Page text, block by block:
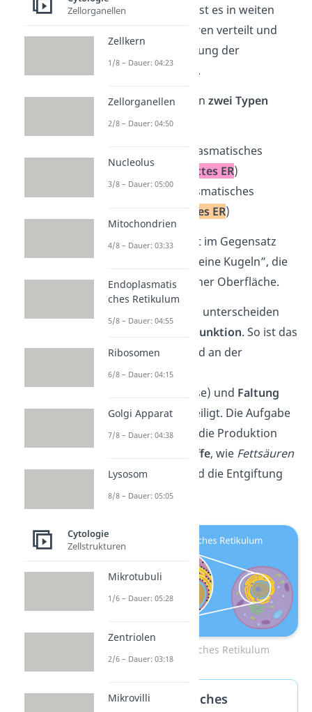
verbunden. Dabei ist es in weiten
Teilen des Zellinneren verteilt und
stellt eine Erweiterung der
Kernmembran dar.
Du kannst zwischenzwei Typen
unterscheiden:
endoplasmatisches
Retikulum (
glattes ER)
rauesendoplasmatisches
raues ER)
Das raue ER besitzt im Gegensatz
zum glatten ER „kleine Kugeln”, die
Ribosomen, an seiner Oberfläche.
Die beiden Formen unterscheiden
Funktion. So ist das
raue ERvorwiegend an der
Herstellung
(Proteinbiosynthese) und Faltung
von Proteinen beteiligt. Die Aufgabe
desglatten ER s ist die Produktion
Stoffe, wie Fettsäuren
oderHormone, und die Entgiftung
der Zelle.
Endoplasmatisches Retikulum
Endoplasmatisches
Zellorganellen
Zellkern
1/8 – Dauer: 04:23
Zellorganellen
2/8 – Dauer: 04:50
Nucleolus
3/8 – Dauer: 05:00
Mitochondrien
4/8 – Dauer: 03:33
Endoplasmatis
ches Retikulum
5/8 – Dauer: 04:55
Ribosomen
6/8 – Dauer: 04:15
Golgi Apparat
7/8 – Dauer: 04:38
Lysosom
8/8 – Dauer: 05:05
Cytologie
Zellstrukturen
Mikrotubuli
1/6 – Dauer: 05:28
Zentriolen
2/6 – Dauer: 03:18
Mikrovilli